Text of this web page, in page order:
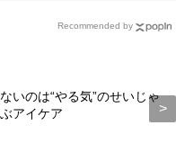
いのは“やる気”のせいじゃ
アイケア
Recommended by